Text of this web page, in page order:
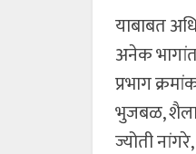
याबाबत
अनेक भागांत
प्रभाग
भुजबळ, शैला
ज्योती